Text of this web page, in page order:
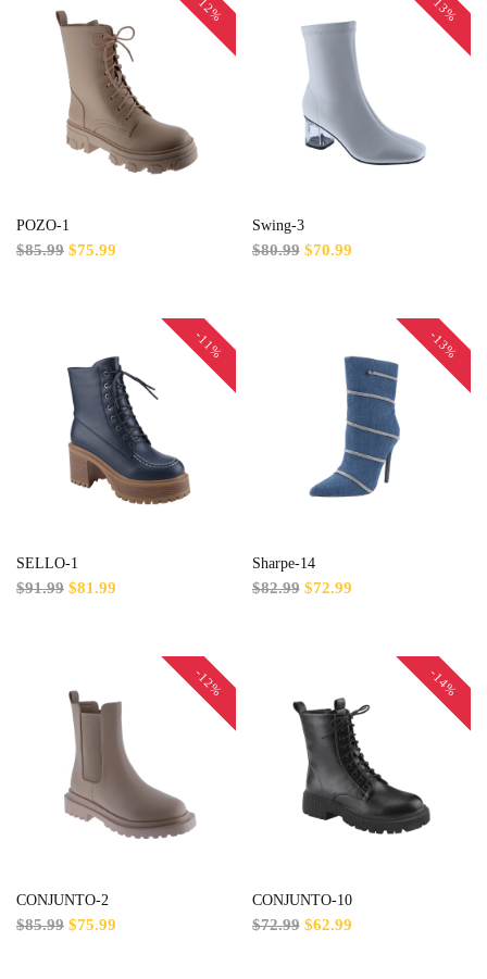
-12%
POZO-1
$85.99 $75.99
-13%
Swing-3
$80.99 $70.99
-11%
SELLO-1
$91.99 $81.99
-13%
Sharpe-14
$82.99 $72.99
-12%
CONJUNTO-2
$85.99 $75.99
-14%
CONJUNTO-10
$72.99 $62.99